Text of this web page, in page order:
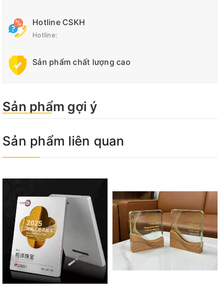
Hotline CSKH
Hotline:
Sản phẩm chất lượng cao
Sản phẩm gợi ý
Sản phẩm liên quan